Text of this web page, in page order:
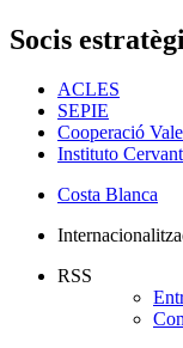
Socis
ACLES
SEPIE
Cooperació
Instituto
Costa Blanca
RSS